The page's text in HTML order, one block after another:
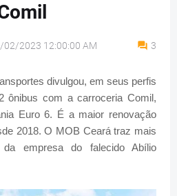
02/2023 12:00:00 AM 3
divulgou, em seus perfis
ônibus com a carroceria Comil,
Euro 6. É a maior renovação
2018. O MOB Ceará traz mais
empresa do falecido Abílio